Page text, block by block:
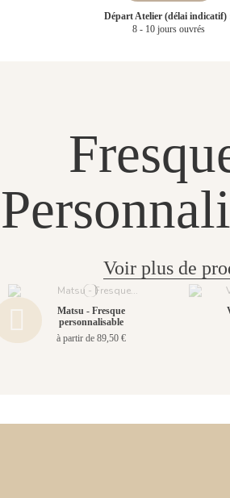
Départ Atelier (délai indicatif)
8 - 10 jours ouvrés
Voir plus de
Matsu - Fresque
personnalisable
à partir de 89,50 €